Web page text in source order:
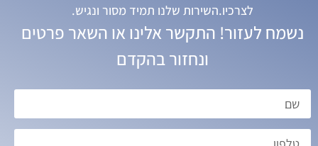
לצרכיו.השירות שלנו תמיד מסור ונגיש.
נשמח לעזור! התקשר אלינו או השאר פרטים
ונחזור בהקדם